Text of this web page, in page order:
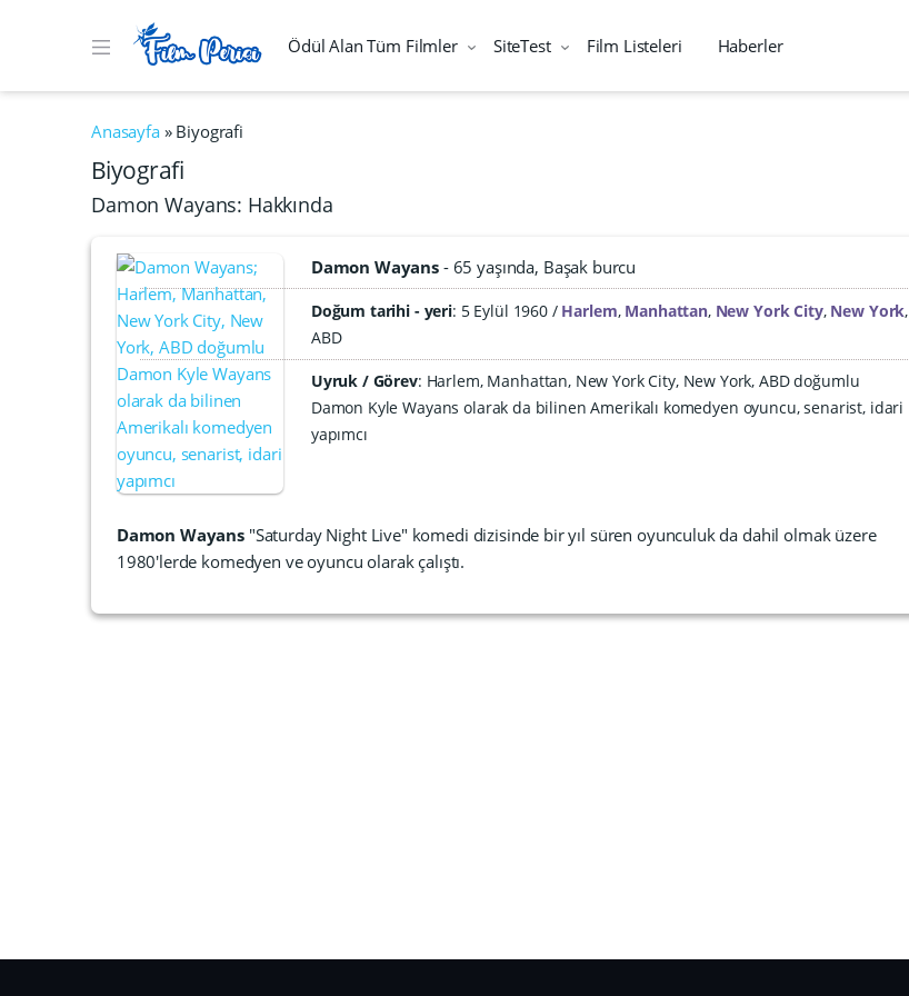
Ödül Alan Tüm Filmler SiteTest Film Listeleri Haberler
Anasayfa» Biyografi
Biyografi
Damon Wayans: Hakkında
Damon Wayans 65 yaşında Başak burcu
Doğum tarihi - yeri 5 Eylül 1960 Harlem, Manhattan, New York City, New York,
ABD
Uyruk / Görev: Harlem, Manhattan, New York City, New York, ABD doğumlu
Damon Kyle Wayans olarak da bilinen Amerikalı komedyen oyuncu, senarist, idari
yapımcı
Damon Wayans "Saturday Night Live" komedi dizisinde bir yıl süren oyunculuk da dahil olmak üzere
1980'lerde komedyen ve oyuncu olarak çalıştı.